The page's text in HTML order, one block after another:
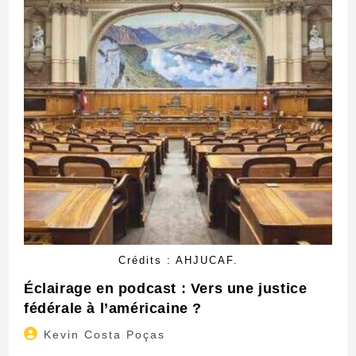
Crédits : AHJUCAF.
Éclairage en podcast : Vers une justice
fédérale à l’américaine ?
Auteur/autrice
Kevin Costa Poças